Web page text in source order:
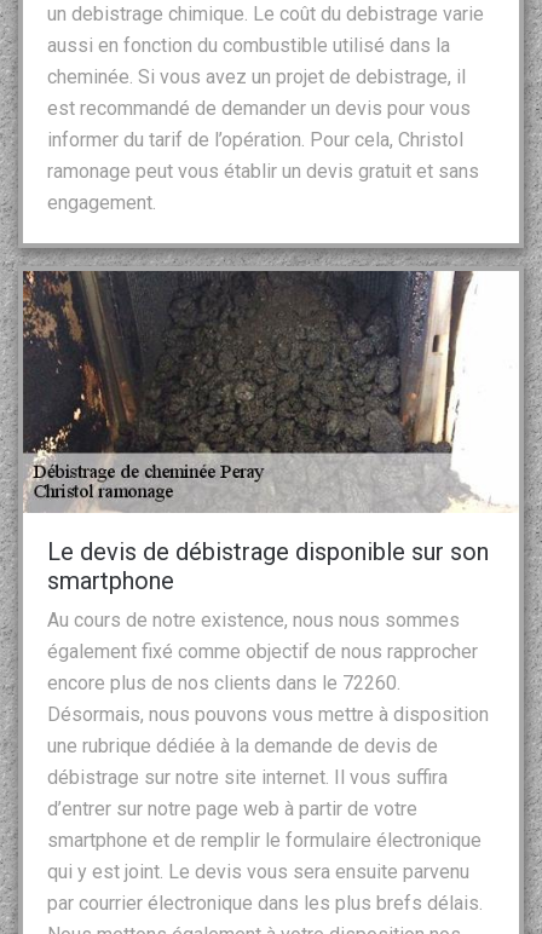
un debistrage chimique. Le coût du debistrage varie
aussi en fonction du combustible utilisé dans la
cheminée. Si vous avez un projet de debistrage, il
est recommandé de demander un devis pour vous
informer du tarif de l’opération. Pour cela, Christol
ramonage peut vous établir un devis gratuit et sans
engagement.
Le devis de débistrage disponible sur son
smartphone
Au cours de notre existence, nous nous sommes
également fixé comme objectif de nous rapprocher
encore plus de nos clients dans le 72260.
Désormais, nous pouvons vous mettre à disposition
une rubrique dédiée à la demande de devis de
débistrage sur notre site internet. Il vous suffira
d’entrer sur notre page web à partir de votre
smartphone et de remplir le formulaire électronique
qui y est joint. Le devis vous sera ensuite parvenu
par courrier électronique dans les plus brefs délais.